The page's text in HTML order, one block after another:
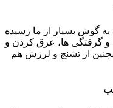
به گوش بسیار از ما رسیده
و گرفتگی ها، عرق کردن و
از تشنج و لرزش هم